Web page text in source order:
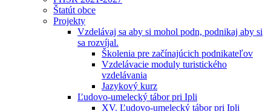
Štatút obce
Projekty
Vzdelávaj sa aby si mohol podn, podnikaj aby si
sa rozvíjal.
Školenia pre začínajúcich podnikateľov
Vzdelávacie moduly turistického
vzdelávania
Jazykový kurz
Ľudovo-umelecký tábor pri Ipli
XV. Ľudovo-umelecký tábor pri Ipli